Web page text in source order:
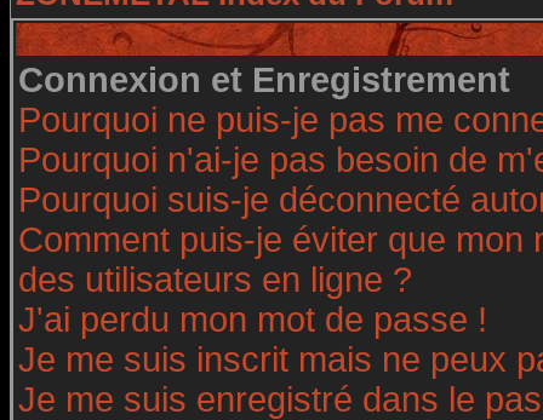
Connexion et Enregistrement
Pourquoi ne puis-je pas me
Pourquoi n'ai-je pas besoin de
Pourquoi suis-je déconnecté
Comment puis-je éviter que
des utilisateurs en ligne ?
J'ai perdu mon mot de passe !
Je me suis inscrit mais ne peux
Je me suis enregistré dans le